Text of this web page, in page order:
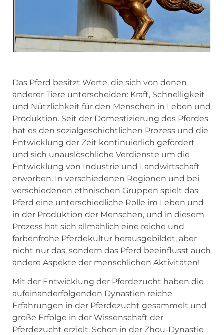
Das Pferd besitzt Werte, die sich von denen
anderer Tiere unterscheiden: Kraft, Schnelligkeit
und Nützlichkeit für den Menschen in Leben und
Produktion. Seit der Domestizierung des Pferdes
hat es den sozialgeschichtlichen Prozess und die
Entwicklung der Zeit kontinuierlich gefördert
und sich unauslöschliche Verdienste um die
Entwicklung von Industrie und Landwirtschaft
erworben. In verschiedenen Regionen und bei
verschiedenen ethnischen Gruppen spielt das
Pferd eine unterschiedliche Rolle im Leben und
in der Produktion der Menschen, und in diesem
Prozess hat sich allmählich eine reiche und
farbenfrohe Pferdekultur herausgebildet, aber
nicht nur das, sondern das Pferd beeinflusst auch
andere Aspekte der menschlichen Aktivitäten!
Mit der Entwicklung der Pferdezucht haben die
aufeinanderfolgenden Dynastien reiche
Erfahrungen in der Pferdezucht gesammelt und
große Erfolge in der Wissenschaft der
Pferdezucht erzielt. Schon in der Zhou-Dynastie